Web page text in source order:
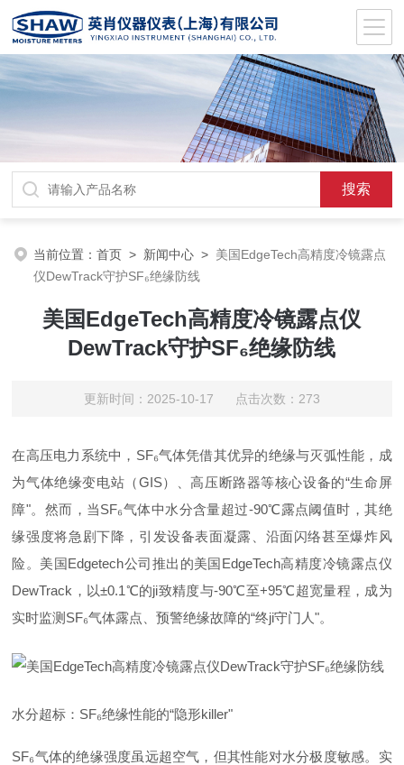
当前位置：首页 > 新闻中心 > 美国EdgeTech高精度冷镜露点
仪DewTrack守护SF₆绝缘防线
美国EdgeTech高精度冷镜露点仪
DewTrack守护SF₆绝缘防线
更新时间：2025-10-17 点击次数：273
在高压电力系统中，SF₆气体凭借其优异的绝缘与灭弧性能，成
为气体绝缘变电站（GIS）、高压断路器等核心设备的“生命屏
障"。然而，当SF₆气体中水分含量超过-90℃露点阈值时，其绝
缘强度将急剧下降，引发设备表面凝露、沿面闪络甚至爆炸风
险。美国Edgetech公司推出的美国EdgeTech高精度冷镜露点仪
DewTrack，以±0.1℃的ji致精度与-90℃至+95℃超宽量程，成为
实时监测SF₆气体露点、预警绝缘故障的“终ji守门人"。
水分超标：SF₆绝缘性能的“隐形killer"
SF₆气体的绝缘强度虽远超空气，但其性能对水分极度敏感。实